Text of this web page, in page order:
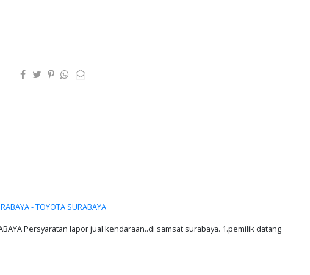
- TOYOTA SURABAYA
Persyaratan lapor jual kendaraan..di samsat surabaya. 1.pemilik datang